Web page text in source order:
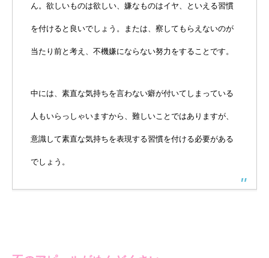
ん。欲しいものは欲しい、嫌なものはイヤ、といえる習慣
を付けると良いでしょう。または、察してもらえないのが
当たり前と考え、不機嫌にならない努力をすることです。
中には、素直な気持ちを言わない癖が付いてしまっている
人もいらっしゃいますから、難しいことではありますが、
意識して素直な気持ちを表現する習慣を付ける必要がある
でしょう。